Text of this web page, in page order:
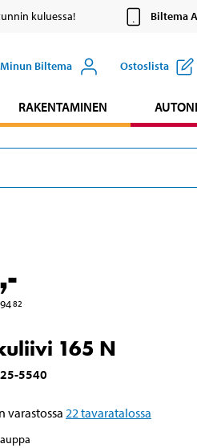
kuluessa! Biltema
Minun Biltema Ostoslista
RAKENTAMINEN
,-
9482
165 N
25-5540
varastossa22tavaratalossa